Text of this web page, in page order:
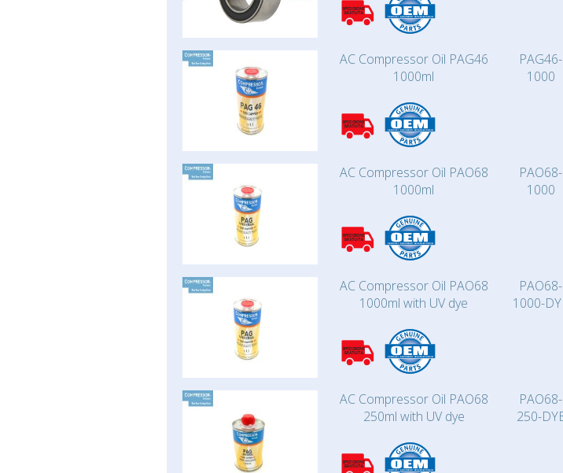
AC Compressor Oil PAG46
1000ml
PAG46-
1000
AC Compressor Oil PAO68
1000ml
PAO68-
1000
AC Compressor Oil PAO68
1000ml with UV dye
PAO68-
1000-
AC Compressor Oil PAO68
250ml with UV dye
PAO68-
250-